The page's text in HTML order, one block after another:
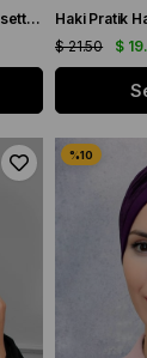
Pudra Pratik Hazır Geçmeli Tesettür Bone Fukuro Piliseli Tek Çapraz Büzgülü 1824_06
$
$ 21.50